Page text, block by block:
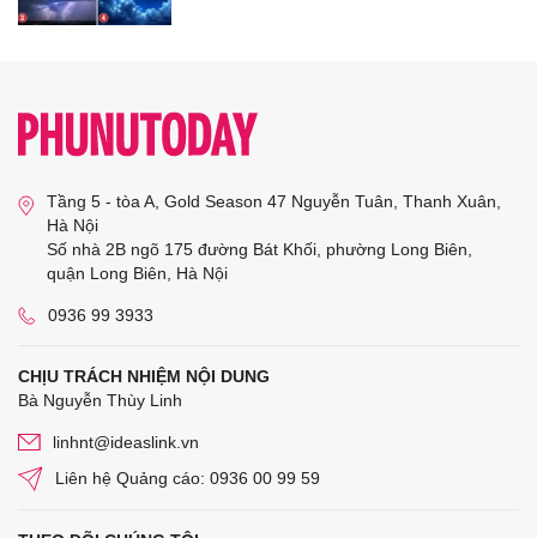
Tầng 5 - tòa A, Gold Season 47 Nguyễn Tuân, Thanh Xuân,
Hà Nội
Số nhà 2B ngõ 175 đường Bát Khối, phường Long Biên,
quận Long Biên, Hà Nội
0936 99 3933
CHỊU TRÁCH NHIỆM NỘI DUNG
Bà Nguyễn Thùy Linh
linhnt@ideaslink.vn
Liên hệ Quảng cáo: 0936 00 99 59